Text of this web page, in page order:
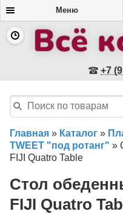
Меню
+7
Главная » Каталог »
TWEET "под ротанг" »
FIJI Quatro Table
Стол
FIJI Quatro